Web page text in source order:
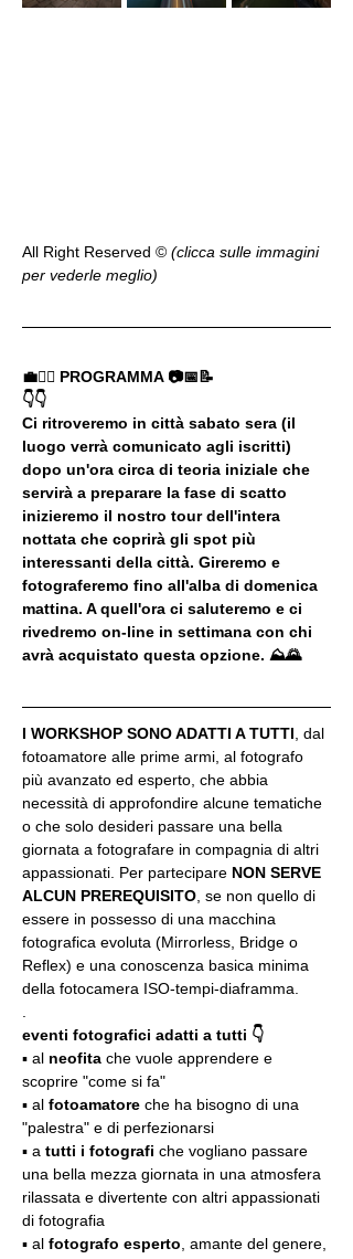
All Right Reserved ©️ (clicca sulle immagini
per vederle meglio)
💼🚶‍♂️ PROGRAMMA 📷📅📝
👇👇
Ci ritroveremo in città sabato sera (il
luogo verrà comunicato agli iscritti)
dopo un'ora circa di teoria iniziale che
servirà a preparare la fase di scatto
inizieremo il nostro tour dell'intera
nottata che coprirà gli spot più
interessanti della città. Gireremo e
fotograferemo fino all'alba di domenica
mattina. A quell'ora ci saluteremo e ci
rivedremo on-line in settimana con chi
avrà acquistato questa opzione. ⛰🌄
I WORKSHOP SONO ADATTI A TUTTI , dal
fotoamatore alle prime armi, al fotografo
più avanzato ed esperto, che abbia
necessità di approfondire alcune tematiche
o che solo desideri passare una bella
giornata a fotografare in compagnia di altri
appassionati. Per partecipare NON SERVE
ALCUN PREREQUISITO , se non quello di
essere in possesso di una macchina
fotografica evoluta (Mirrorless, Bridge o
Reflex) e una conoscenza basica minima
della fotocamera ISO-tempi-diaframma.
eventi fotografici adatti a tutti 👇
▪️ al neofita che vuole apprendere e
scoprire "come si fa"
▪️ al fotoamatore che ha bisogno di una
"palestra" e di perfezionarsi
▪️ a tutti i fotografi che vogliano passare
una bella mezza giornata in una atmosfera
rilassata e divertente con altri appassionati
di fotografia
▪️ al fotografo esperto , amante del genere,